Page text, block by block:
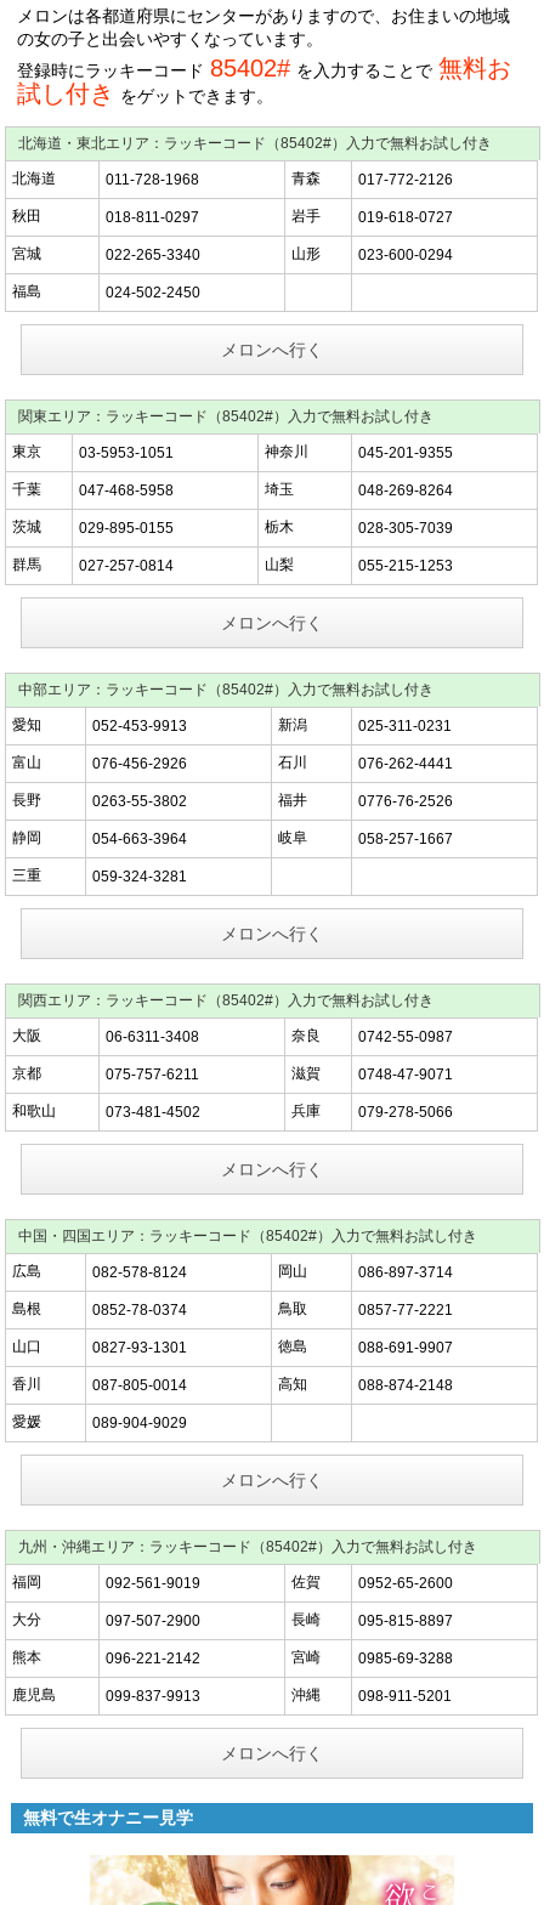
メロンは各都道府県にセンターがありますので、お住まいの地域
の女の子と出会いやすくなっています。
登録時にラッキーコード 85402# を入力することで 無料お
試し付き
をゲットできます。
北海道・東北エリア：ラッキーコード（85402#）入力で無料お試し付き
北海道 011-728-1968 青森 017-772-2126
秋田 018-811-0297 岩手 019-618-0727
宮城 022-265-3340 山形 023-600-0294
福島 024-502-2450
メロンへ行く
関東エリア：ラッキーコード（85402#）入力で無料お試し付き
東京 03-5953-1051 神奈川 045-201-9355
千葉 047-468-5958 埼玉 048-269-8264
茨城 029-895-0155 栃木 028-305-7039
群馬 027-257-0814 山梨 055-215-1253
メロンへ行く
中部エリア：ラッキーコード（85402#）入力で無料お試し付き
愛知 052-453-9913 新潟 025-311-0231
富山 076-456-2926 石川 076-262-4441
長野 0263-55-3802 福井 0776-76-2526
静岡 054-663-3964 岐阜 058-257-1667
三重 059-324-3281
メロンへ行く
関西エリア：ラッキーコード（85402#）入力で無料お試し付き
大阪 06-6311-3408 奈良 0742-55-0987
京都 075-757-6211 滋賀 0748-47-9071
和歌山 073-481-4502 兵庫 079-278-5066
メロンへ行く
中国・四国エリア：ラッキーコード（85402#）入力で無料お試し付き
広島 082-578-8124 岡山 086-897-3714
島根 0852-78-0374 鳥取 0857-77-2221
山口 0827-93-1301 徳島 088-691-9907
香川 087-805-0014 高知 088-874-2148
愛媛 089-904-9029
メロンへ行く
九州・沖縄エリア：ラッキーコード（85402#）入力で無料お試し付き
福岡 092-561-9019 佐賀 0952-65-2600
大分 097-507-2900 長崎 095-815-8897
熊本 096-221-2142 宮崎 0985-69-3288
鹿児島 099-837-9913 沖縄 098-911-5201
メロンへ行く
無料で生オナニー見学